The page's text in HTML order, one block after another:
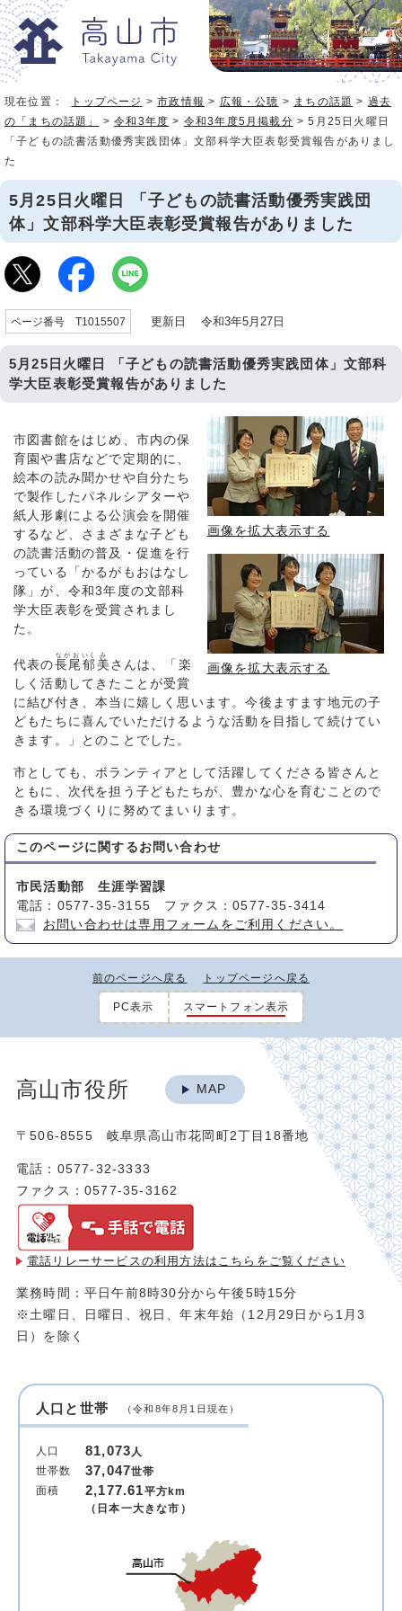
現在位置： トップページ >市政情報 > 広報・公聴 > まちの話題 > 過去
の「まちの話題」
>令和3年度 > 令和3年度5月掲載分 > 5月25日火曜日
「子どもの読書活動優秀実践団体」文部科学大臣表彰受賞報告がありまし
た
5月25日火曜日 「子どもの読書活動優秀実践団
体」文部科学大臣表彰受賞報告がありました
ページ番号 T1015507 更新日 令和3年5月27日
5月25日火曜日 「子どもの読書活動優秀実践団体」文部科
学大臣表彰受賞報告がありました
画像を拡大表示する
画像を拡大表示する
市図書館をはじめ、市内の保
育園や書店などで定期的に、
絵本の読み聞かせや自分たち
で製作したパネルシアターや
紙人形劇による公演会を開催
するなど、さまざまな子ども
の読書活動の普及・促進を行
っている「かるがもおはなし
隊」が、令和3年度の文部科
学大臣表彰を受賞されまし
た。
代表の長尾
ながお
郁
いく
美
み
さんは、「楽
しく活動してきたことが受賞
に結び付き、本当に嬉しく思います。今後ますます地元の子
どもたちに喜んでいただけるような活動を目指して続けてい
きます。」とのことでした。
市としても、ボランティアとして活躍してくださる皆さんと
ともに、次代を担う子どもたちが、豊かな心を育むことので
きる環境づくりに努めてまいります。
このページに関する お問い合わせ
市民活動部 生涯学習課
電話：0577-35-3155 ファクス：0577-35-3414
お問い合わせは専用フォームをご利用ください。
前のページへ戻る トップページへ戻る
PC表示 スマートフォン表示
高山市役所 MAP
〒506-8555 岐阜県高山市花岡町2丁目18番地
電話：0577-32-3333
ファクス：0577-35-3162
電話リレーサービスの利用方法は こちらをご覧ください
業務時間：平日午前8時30分から午後5時15分
※土曜日、日曜日、祝日、年末年始（12月29日から1月3
日）を除く
人口と世帯 （令和8年8月1日現在）
人口 81,073人
世帯数
37,047世帯
面積
2,177.61平方km
（日本一大きな市）